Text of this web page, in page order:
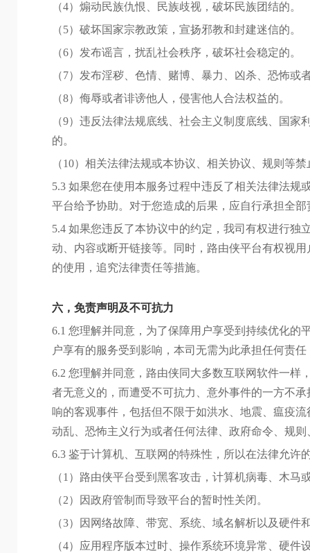
（4）煽动民族仇恨、民族歧视，破坏民族团结的。
（5）破坏国家宗教政策，宣扬邪教和封建迷信的。
（6）发布谣言，扰乱社会秩序，破坏社会稳定的。
（7）发布淫秽、色情、赌博、暴力、凶杀、恐怖或
（8）侮辱或者诽谤他人，侵害他人合法权益的。
（9）违反法律法规底线、社会主义制度底线、国
的。
（10）相关法律法规或本协议、相关协议、规则等禁
5.3 如果您在使用本服务过程中违反了相关法律法
平台给予协助。对于您造成的后果，应自行承担全
5.4 如果您违反了本协议中的约定，我司有权进行
动、内容或断开链接等。同时，路由侠平台有权视
的使用，追究法律责任等措施。
六，免责声明及不可抗力
6.1 您理解并同意，为了保障用户享受到持续优化
户享有的服务受到影响，本司无需为此承担任何责
6.2 您理解并同意，路由侠同大多数互联网软件一
者无意义的，而遭受不可抗力、意外事件的一方不
响的客观事件，包括但不限于如洪水、地震、瘟疫
动乱、恐怖主义行为或者任何法律、政府命令、规
6.3 鉴于计算机、互联网的特殊性，所以在法律允
（1）路由侠平台受到黑客攻击，计算机病毒、木马
（2）因政府管制而导致平台的暂时性关闭。
（3）因网络故障、带宽、系统、域名解析以及硬
（4）应用程序版本过时、操作系统环境异常、硬件